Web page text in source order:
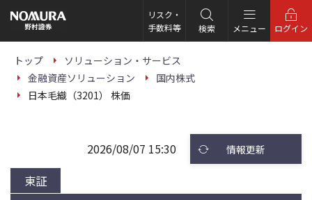
の
ー
リスク・
手数料等
検索 メニュー ログイン
トップ
ソリューション・サービス
金融資産ソリューション
国内株式
日本毛織（3201） 株価
東証
2026/08/07 15:30 情報更新